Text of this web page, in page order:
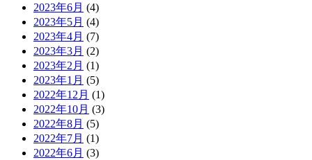
2023年6月 (4)
2023年5月 (4)
2023年4月 (7)
2023年3月 (2)
2023年2月 (1)
2023年1月 (5)
2022年12月 (1)
2022年10月 (3)
2022年8月 (5)
2022年7月 (1)
2022年6月 (3)